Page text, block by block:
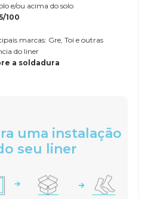
e/ou acima do solo
100
marcas: Gre, Toi e outras
do liner
a soldadura
uma instalação
seu liner